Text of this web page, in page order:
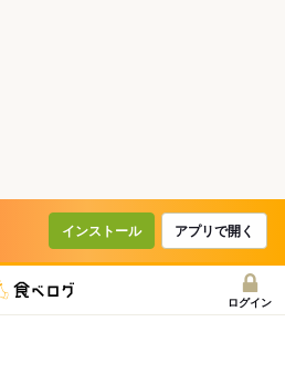
インストール アプリで開く
ログイン